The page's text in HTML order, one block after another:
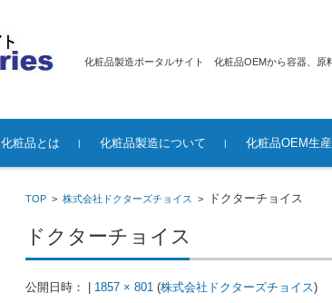
化粧品製造ポータルサイト 化粧品OEMから容器、原
化粧品とは 化粧品製造について 化粧品OEM生
TOP >株式会社ドクターズチョイス > ドクターチョイス
ドクターチョイス
公開日時： 1857 × 801 (株式会社ドクターズチョイス)